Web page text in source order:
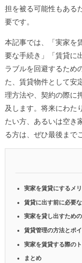
担を被る可能性もある
要です。
本記事では、「実家を
要な手続き」「賃貸に
ラブルを回避するため
た、賃貸物件として安
理方法や、契約の際に
及します。将来にわた
たい方、あるいは空き
る方は、ぜひ最後まで
実家を賃貸にするメ
賃貸に出す前に必要
実家を貸し出すため
賃貸管理の方法とポ
実家を賃貸する際の
まとめ